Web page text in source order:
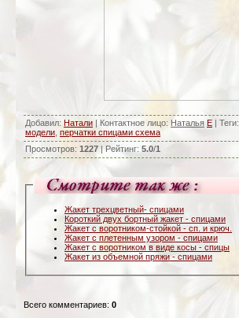
Добавил: Натали | Контактное лицо: Наталья E | Теги:
модели перчатки спицами схема
Просмотров: 1227 |Рейтинг: 5.0/1
Жакет трехцветный- спицами
Короткий двух бортный жакет - спицами
Жакет с воротником-стойкой - сп. и крюч.
Жакет с плетенным узором - спицами
Жакет с воротником в виде косы - спицы
Жакет из объемной пряжи - спицами
Всего комментариев: 0